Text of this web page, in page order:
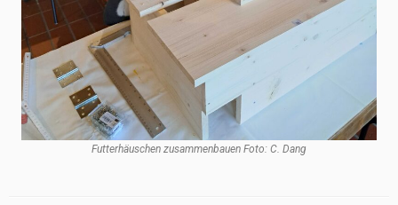
Futterhäuschen zusammenbauen Foto: C. Dang